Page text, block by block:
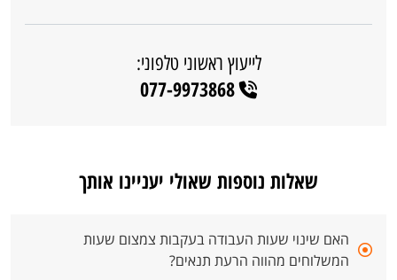
לייעוץ ראשוני טלפוני:
077-9973868
שאלות נוספות שאולי יעניינו אותך
האם שינוי שעות העבודה בעקבות צמצום שעות
המשלוחים מהווה הרעת תנאים?